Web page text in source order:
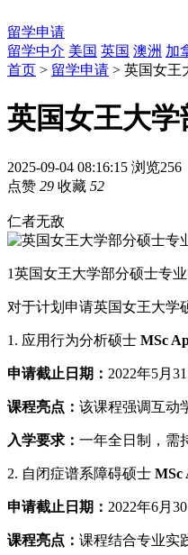
留学申请
留学中介 美国 英国 澳洲 加
首页 > 留学申请 > 英国女王
英国女王大学
2025-09-04 08:16:15 浏览256
点赞 29 收藏 52
仁者无敌
1英国女王大学部分硕士专
对于计划申请英国女王大学
1. 应用行为分析硕士 MSc
申请截止日期： 2022年5月
课程亮点： 该课程强调互动
入学要求： 一年全日制，需
2. 自闭症谱系障碍硕士 MSc
申请截止日期： 2022年6月
课程亮点： 课程结合专业实